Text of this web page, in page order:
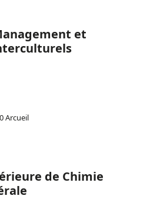
et
Arcueil
de Chimie